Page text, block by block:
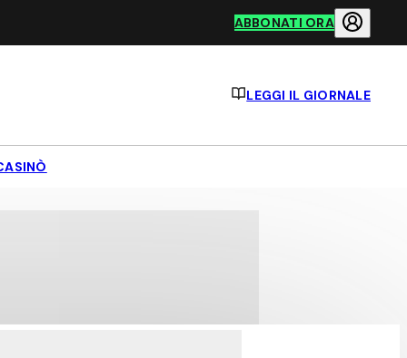
ABBONATI ORA
LEGGI IL GIORNALE